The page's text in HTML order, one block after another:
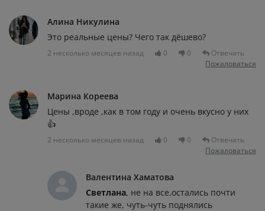
Алина Никулина
Это реальные цены? Чего так дёшево?
2 несколько месяцев назад 0 0
Отвечать
Пожаловаться
Марина Кореева
Цены ,вроде ,как в том году и очень вкусно у них
👍
2 несколько месяцев назад 0 0
Отвечать
Пожаловаться
Валентина Хаматова
Светлана, не на все,остались почти
такие же, чуть-чуть поднялись